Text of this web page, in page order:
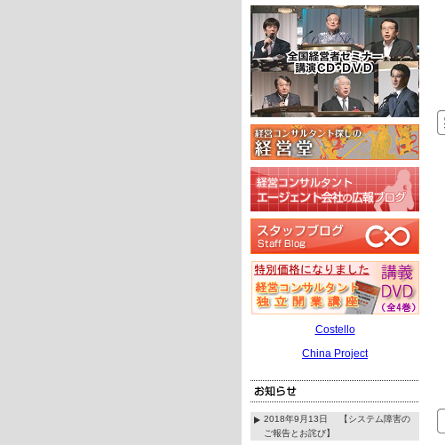
Costello
China Project
2018年9月13日 【システム障害の
ご報告とお詫び】